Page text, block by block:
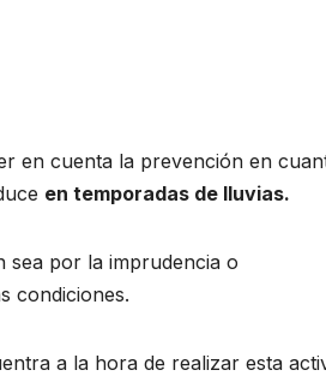
en cuenta la prevención en
en temporadas de lluvias.
sea por la imprudencia o
condiciones.
a la hora de realizar esta